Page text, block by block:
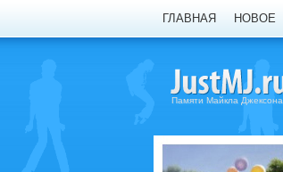
ГЛАВНАЯ НОВОЕ
Памяти Майкла Джексона